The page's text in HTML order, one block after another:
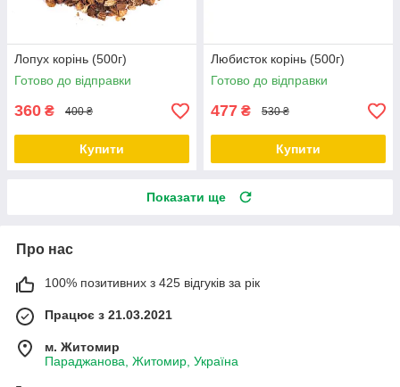
Лопух корінь (500г)
Готово до відправки
360 ₴ 400 ₴
Купити
Любисток корінь (500г)
Готово до відправки
477 ₴ 530 ₴
Купити
Показати ще
Про нас
100% позитивних з 425 відгуків за рік
Працює з 21.03.2021
м. Житомир
Параджанова, Житомир, Україна